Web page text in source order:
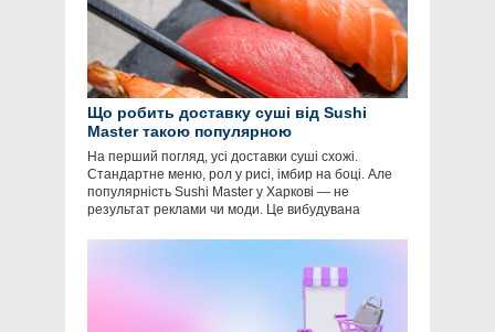
Що робить доставку суші від Sushi
Master такою популярною
На перший погляд, усі доставки суші схожі.
Стандартне меню, рол у рисі, імбир на боці. Але
популярність Sushi Master у Харкові — не
результат реклами чи моди. Це вибудувана